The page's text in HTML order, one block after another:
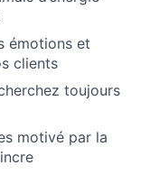
émotions et
clients
toujours
motivé par la